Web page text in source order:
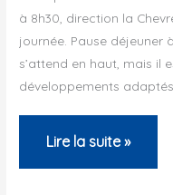
à 8h30, direction la
journée. Pause déjeuner
s’attend en haut, mais il
développements
Sortie
initiation
Lire la suite »